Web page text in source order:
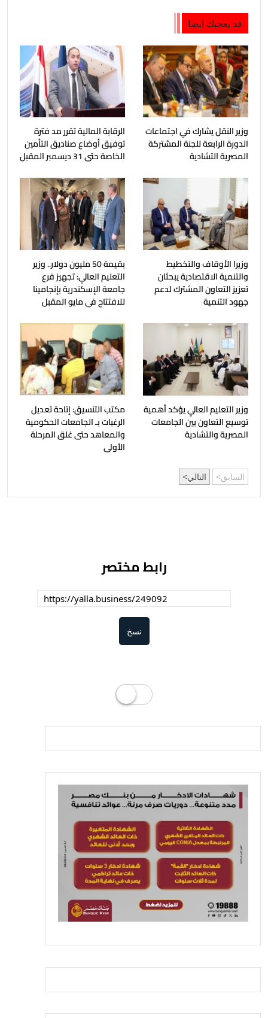
قد يعجبك ايضا
وزير النقل يشارك في اجتماعات
الدورة الرابعة للجنة المشتركة
المصرية التشادية
الرقابة المالية تقرر مد فترة
توفيق أوضاع صناديق التأمين
الخاصة حتى 31 ديسمبر المقبل
وزيرا الأوقاف والتخطيط
والتنمية الاقتصادية يبحثان
تعزيز التعاون المشترك لدعم
جهود التنمية
بقيمة 50 مليون دولار.. وزير
التعليم العالي: تجهيز فرع
جامعة الإسكندرية بإنجامينا
للافتتاح في مايو المقبل
وزير التعليم العالي يؤكد أهمية
توسيع التعاون بين الجامعات
المصرية والتشادية
مكتب التنسيق: إتاحة تعديل
الرغبات بـ الجامعات الحكومية
والمعاهد حتى غلق المرحلة
الأولى
السابق التالي
رابط مختصر
نسخ